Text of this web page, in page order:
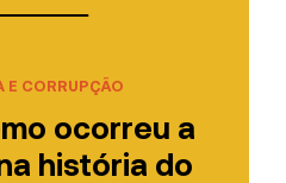
E CORRUPÇÃO
ocorreu a
história do